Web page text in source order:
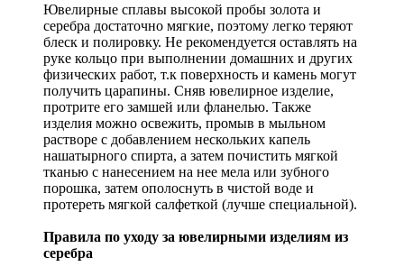
Ювелирные сплавы высокой пробы золота и
серебра достаточно мягкие, поэтому легко теряют
блеск и полировку. Не рекомендуется оставлять на
руке кольцо при выполнении домашних и других
физических работ, т.к поверхность и камень могут
получить царапины. Сняв ювелирное изделие,
протрите его замшей или фланелью. Также
изделия можно освежить, промыв в мыльном
растворе с добавлением нескольких капель
нашатырного спирта, а затем почистить мягкой
тканью с нанесением на нее мела или зубного
порошка, затем ополоснуть в чистой воде и
протереть мягкой салфеткой (лучше специальной).
Правила по уходу за ювелирными изделиям из
серебра